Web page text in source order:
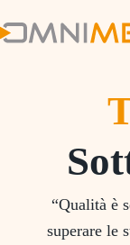
“Qualità è
superare le